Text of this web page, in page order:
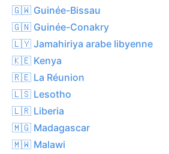
🇬🇼 Guinée-Bissau
🇬🇳 Guinée-Conakry
🇱🇾 Jamahiriya arabe libyenne
🇰🇪 Kenya
🇷🇪 La Réunion
🇱🇸 Lesotho
🇱🇷 Liberia
🇲🇬 Madagascar
🇲🇼 Malawi